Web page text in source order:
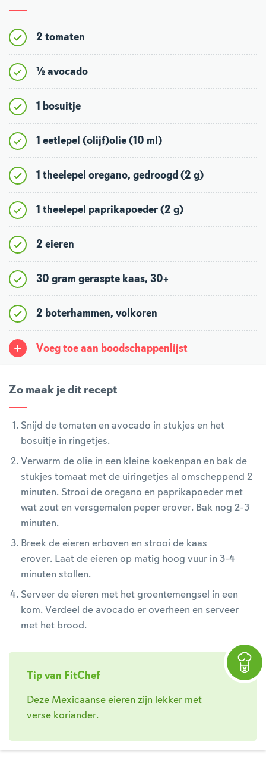
2 tomaten
½ avocado
1 bosuitje
1 eetlepel (olijf)olie (10 ml)
1 theelepel oregano, gedroogd (2 g)
1 theelepel paprikapoeder (2 g)
2 eieren
30 gram geraspte kaas, 30+
2 boterhammen, volkoren
Voeg toe aan boodschappenlijst
Zo maak je dit recept
Snijd de tomaten en avocado in stukjes en het
bosuitje in ringetjes.
Verwarm de olie in een kleine koekenpan en bak de
stukjes tomaat met de uiringetjes al omscheppend 2
minuten. Strooi de oregano en paprikapoeder met
wat zout en versgemalen peper erover. Bak nog 2-3
minuten.
Breek de eieren erboven en strooi de kaas
erover. Laat de eieren op matig hoog vuur in 3-4
minuten stollen.
Serveer de eieren met het groentemengsel in een
kom. Verdeel de avocado er overheen en serveer
met het brood.
Tip van FitChef
Deze Mexicaanse eieren zijn lekker met
verse koriander.